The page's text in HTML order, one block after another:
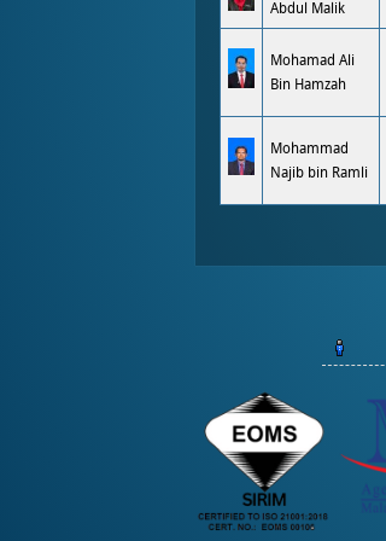
Abdul Malik
Mohamad Ali
Bin Hamzah
Mohammad
Najib bin Ramli